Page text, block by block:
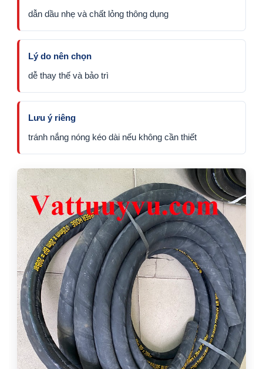
dẫn dầu nhẹ và chất lỏng thông dụng
Lý do nên chọn
dễ thay thế và bảo trì
Lưu ý riêng
tránh nắng nóng kéo dài nếu không cần thiết